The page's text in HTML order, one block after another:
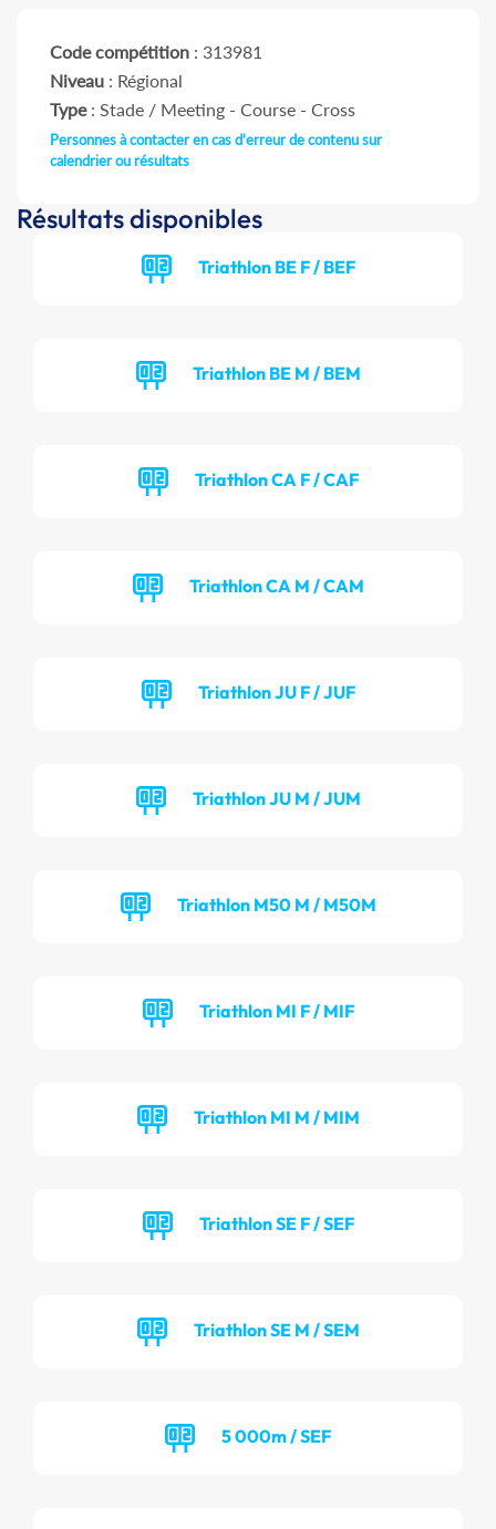
Code compétition : 313981
Niveau : Régional
Type: Stade / Meeting - Course - Cross
Personnes à contacter en cas d'erreur de contenu sur
calendrier ou résultats
Résultats disponibles
Triathlon BE F / BEF
Triathlon BE M / BEM
Triathlon CA F / CAF
Triathlon CA M / CAM
Triathlon JU F / JUF
Triathlon JU M / JUM
Triathlon M50 M / M50M
Triathlon MI F / MIF
Triathlon MI M / MIM
Triathlon SE F / SEF
Triathlon SE M / SEM
5 000m / SEF